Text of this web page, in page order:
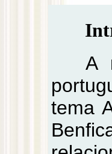
A
tema